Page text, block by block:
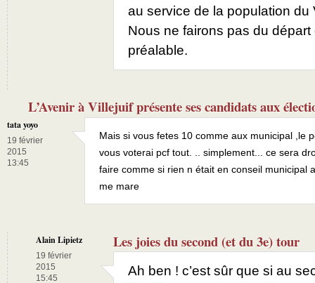
au service de la population du
Nous ne fairons pas du
préalable.
L’Avenir à Villejuif présente ses candidats aux
tata yoyo
19 février
2015
13:45
Mais si vous fetes 10 comme aux municipal ,le
vous voterai pcf tout. .. simplement... ce sera
faire comme si rien n était en conseil municipal
me mare
Les joies du second (et du 3e) tour
Alain Lipietz
19 février
2015
15:45
Ah ben ! c’est sûr que si au